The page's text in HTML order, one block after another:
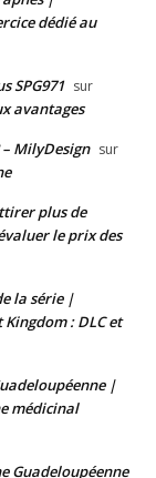
dédié au
SPG971 sur
avantages
MilyDesign sur
plus de
le prix des
la série |
: DLC et
|
médicinal
Guadeloupéenne